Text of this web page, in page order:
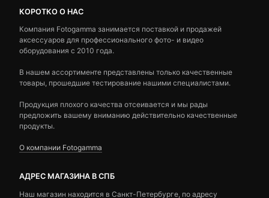
КОРОТКО О НАС
Компания Fotogamma занимается поставкой и продажей
аксессуаров для профессионального фото- и видео
оборудования с 2010 года.
В нашем ассортименте представлены только качественные
товары, прошедшие тестирование нашими специалистами.
Продукция плохого качества отсеивается и мы рады
предложить вашему вниманию действительно качественные
продукты.
О компании Fotogamma
АДРЕС МАГАЗИНА В СПБ
Наш магазин находится в Санкт-Петербурге, по адресу